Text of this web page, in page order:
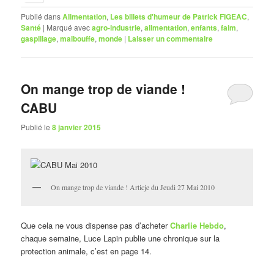
Publié dansAlimentation, Les billets d'humeur de Patrick FIGEAC,
Santé | Marqué avecagro-industrie,alimentation,enfants,faim,
gaspillage,malbouffe,monde | Laisser un commentaire
On mange trop de viande !
CABU
Publié le8 janvier 2015
On mange trop de viande ! Articje du Jeudi 27 Mai 2010
Que cela ne vous dispense pas d’acheterCharlie Hebdo,
chaque semaine, Luce Lapin publie une chronique sur la
protection animale, c’est en page 14.